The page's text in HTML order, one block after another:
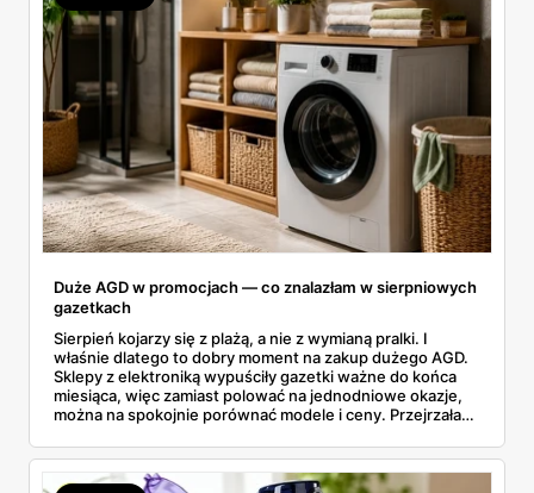
Duże AGD w promocjach — co znalazłam w sierpniowych
gazetkach
Sierpień kojarzy się z plażą, a nie z wymianą pralki. I
właśnie dlatego to dobry moment na zakup dużego AGD.
Sklepy z elektroniką wypuściły gazetki ważne do końca
miesiąca, więc zamiast polować na jednodniowe okazje,
można na spokojnie porównać modele i ceny. Przejrzałam
znalazłam, z cenami i terminami.